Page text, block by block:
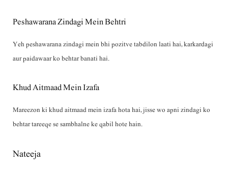
Peshawarana Zindagi Mein Behtri
Yeh peshawarana zindagi mein bhi pozitve tabdilon laati hai, karkardagi
aur paidawaar ko behtar banati hai.
Khud Aitmaad Mein Izafa
Mareezon ki khud aitmaad mein izafa hota hai, jisse wo apni zindagi ko
behtar tareeqe se sambhalne ke qabil hote hain.
Nateeja